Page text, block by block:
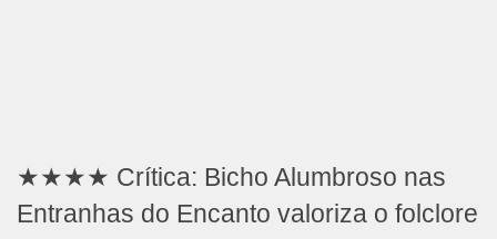
★★★★ Crítica: Bicho Alumbroso nas
Entranhas do Encanto valoriza o folclore